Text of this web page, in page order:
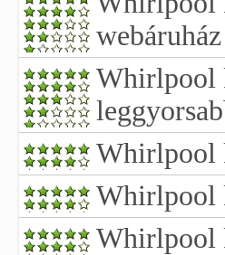
Whirlpool
Whirlpool
Whirlpool
Whirlpool